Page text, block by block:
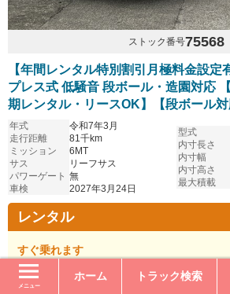
メニュー
ホーム トラック検索
ストック番号75568
【年間レンタル特別割引月極料金設定
プレス式 低騒音 段ボール・造園対応
期レンタル・リースOK】【段ボール
応】
年式
令和7年3月
走行距離
81千km
ミッション
6MT
サス
リーフサス
パワーゲート 無
車検
2027年3月24日
型式
内寸長さ
内寸幅
内寸高さ
最大積載
レンタル
すぐ乗れます